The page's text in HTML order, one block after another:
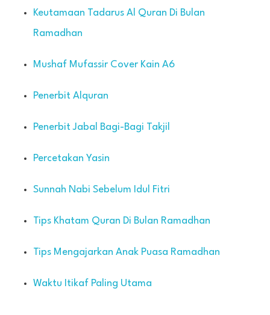
Keutamaan Tadarus Al Quran Di Bulan
Ramadhan
Mushaf Mufassir Cover Kain A6
Penerbit Alquran
Penerbit Jabal Bagi-Bagi Takjil
Percetakan Yasin
Sunnah Nabi Sebelum Idul Fitri
Tips Khatam Quran Di Bulan Ramadhan
Tips Mengajarkan Anak Puasa Ramadhan
Waktu Itikaf Paling Utama